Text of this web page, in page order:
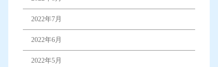
2022年7月
2022年6月
2022年5月